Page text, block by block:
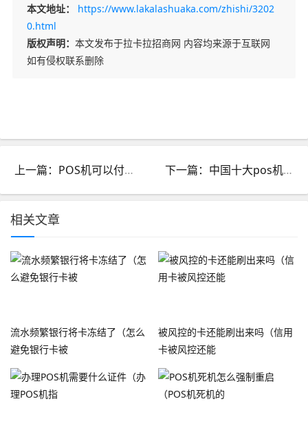
本文地址：
https://www.lakalashuaka.com/zhishi/3202
0.html
版权声明： 本文发布于拉卡拉招商网 内容均来源于互联网
如有侵权联系删除
上一篇：POS机可以付款吗_pos机可以付款吗 下一篇：中国十大pos机品牌排行榜_中国十大pos机品牌排行榜
相关文章
流水频繁银行将卡冻结了（怎么
避免银行卡被
被风控的卡还能刷出来吗（信用
卡被风控还能